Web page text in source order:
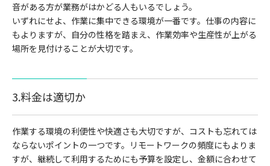
音がある方が業務がはかどる人もいるでしょう。
いずれにせよ、作業に集中できる環境が一番です。仕事の内容に
もよりますが、自分の性格を踏まえ、作業効率や生産性が上がる
場所を見付けることが大切です。
3.料金は適切か
作業する環境の利便性や快適さも大切ですが、コストも忘れては
ならないポイントの一つです。リモートワークの頻度にもよりま
すが、継続して利用するためにも予算を設定し、金額に合わせて